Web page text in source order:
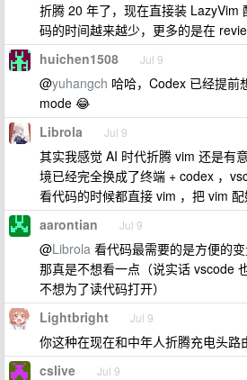
折腾 20 年了，现在直接装 LazyVim
码的时间越来越少，更多的是在
huichen1508 Jul 9
@yuhangch 哈哈，Codex 已经提前
mode 😂
Librola Jul 9
其实我感觉 AI 时代折腾 vim 还是有
境已经完全换成了终端 + codex ，
看代码的时候都直接 vim ，把 vim 配
aarontian Jul 9
@Librola 看代码最需要的是方便的
那真是不想看一点（说实话 vscode
不想为了读代码打开）
Lightbright Jul 9
你这种在现在和中年人折腾充电头路
cslive Jul 9